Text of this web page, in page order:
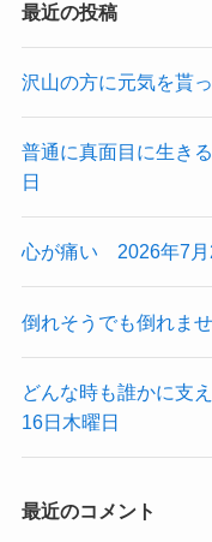
最近の投稿
沢山の方に元気を貰
普通に真面目に生き
日
心が痛い 2026年7月
倒れそうでも倒れま
どんな時も誰かに支
16日木曜日
最近のコメント